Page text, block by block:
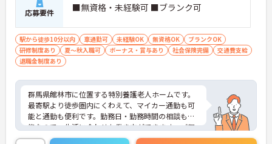
応募要件 ■無資格・未経験可 ■ブランク可
駅から徒歩10分以内 車通勤可 未経験OK 無資格OK
ブランクOK
研修制度あり
夏～秋入職可 ボーナス・賞与あり 社会保険完備
交通費支給
退職金制度あり
群馬県館林市に位置する特別養護老人ホームです。
最寄駅より徒歩圏内にくわえて、マイカー通勤も可
能と通勤も便利です。勤務日・勤務時間の相談も可
能なので、生活に合わせた働き方ができます。ご興
味をお持ちの方はお気軽にお問い合わせください。